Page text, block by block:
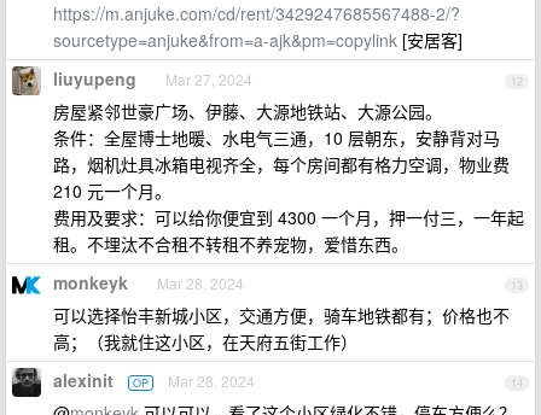
https://m.anjuke.com/cd/rent/3429247685567488-2/?
sourcetype=anjuke&from=a-ajk&pm=copylink [安居客]
12
liuyupeng Mar 27, 2024
房屋紧邻世豪广场、伊藤、大源地铁站、大源公园。
条件：全屋博士地暖、水电气三通，10 层朝东，安静背对马
路，烟机灶具冰箱电视齐全，每个房间都有格力空调，物业费
210 元一个月。
费用及要求：可以给你便宜到 4300 一个月，押一付三，一年起
租。不埋汰不合租不转租不养宠物，爱惜东西。
13
monkeyk Mar 28, 2024
可以选择怡丰新城小区，交通方便，骑车地铁都有；价格也不
高；（我就住这小区，在天府五街工作）
14
alexinit OP Mar 28, 2024